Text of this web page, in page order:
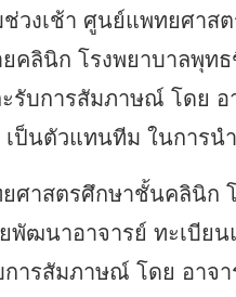
ช่วงเช้า ศูนย์แพทยศา
คลินิก โรงพยาบาลพุ
รับการสัมภาษณ์ โดย
ป็นตัวแทนทีม ในการน
ศาสตรศึกษาชั้นคลินิก
พัฒนาอาจารย์ ทะเบีย
การสัมภาษณ์ โดย อา